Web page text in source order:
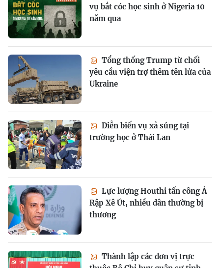
vụ bắt cóc học sinh ở Nigeria 10
năm qua
Tổng thống Trump từ chối
yêu cầu viện trợ thêm tên lửa của
Ukraine
Diễn biến vụ xả súng tại
trường học ở Thái Lan
Lực lượng Houthi tấn công Ả
Rập Xê Út, nhiều dân thường bị
thương
Thành lập các đơn vị trực